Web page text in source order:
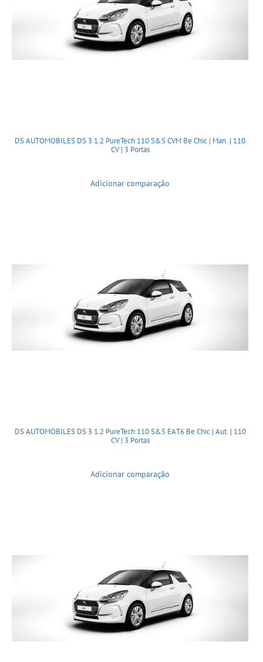
DS AUTOMOBILES DS 3 1.2 PureTech 110 S&S CVM Be Chic | Man. | 110
CV | 3 Portas
Adicionar comparação
DS AUTOMOBILES DS 3 1.2 PureTech 110 S&S EAT6 Be Chic | Aut. | 110
CV | 3 Portas
Adicionar comparação